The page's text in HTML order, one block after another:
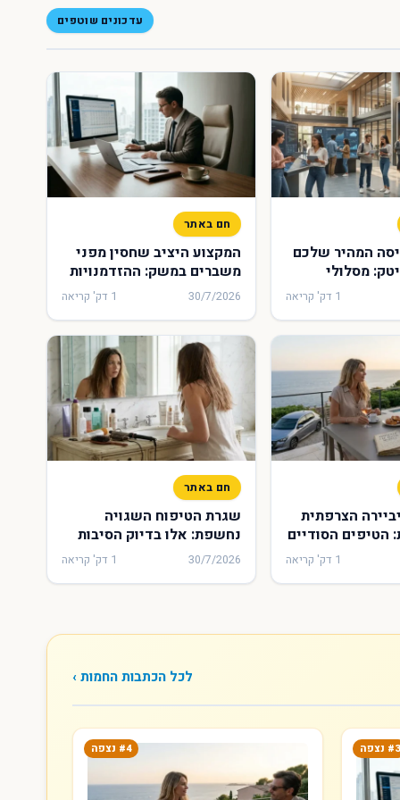
עדכונים שוטפים
המהיר שלכם
מסלולי
שעושים
מכללת איקום
1 דק' קריאה
חם באתר
המקצוע היציב שחסין מפני
משברים במשק: ההזדמנויות
הכלכליות שמחכות לבוגרי
קורס חשבי שכר בכירים
30/7/2026 1 דק' קריאה
הצרפתית
הטיפים הסודיים
כסף בעת
1 דק' קריאה
חם באתר
שגרת הטיפוח השגויה
נחשפת: אלו בדיוק הסיבות
לכך שהשיער מאבד מהברק
30/7/2026 1 דק' קריאה
לכל הכתבות החמות ›
#3 נצפה #4 נצפה